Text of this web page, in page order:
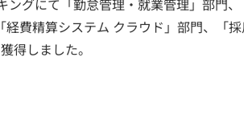
グにて「勤怠管理・就業管理」部門
費精算システム クラウド」部門、「
得しました。